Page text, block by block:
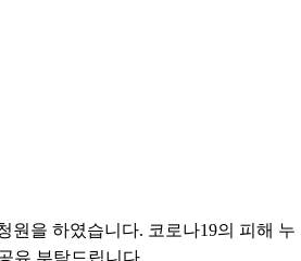
원을 하였습니다. 코로나19의 피해 누
유 부탁드립니다.